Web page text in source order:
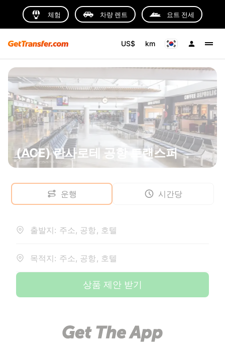
체험 차량 렌트 요트 전세
US$ km
(ACE) 란사로테 공항 트랜스퍼
운행 시간당
출발지: 주소, 공항, 호텔
목적지: 주소, 공항, 호텔
상품 제안 받기